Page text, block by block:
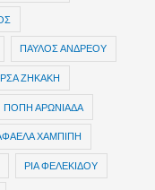
ΠΑΥΛΟΣ ΑΝΔΡΕΟΥ
ΖΗΚΑΚΗ
ΠΟΠΗ ΑΡΩΝΙΑΔΑ
ΧΑΜΠΙΠΗ
ΡΙΑ ΦΕΛΕΚΙΔΟΥ